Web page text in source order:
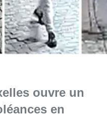
ouvre un
en